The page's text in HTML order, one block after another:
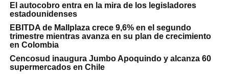
El autocobro entra en la mira de los legisladores
estadounidenses
EBITDA de Mallplaza crece 9,6% en el segundo
trimestre mientras avanza en su plan de crecimiento
en Colombia
Cencosud inaugura Jumbo Apoquindo y alcanza 60
supermercados en Chile